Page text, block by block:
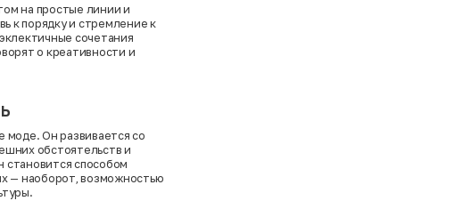
на простые линии и
к порядку и стремление к
сочетания
о креативности и
моде. Он развивается со
обстоятельств и
способом
— наоборот, возможностью